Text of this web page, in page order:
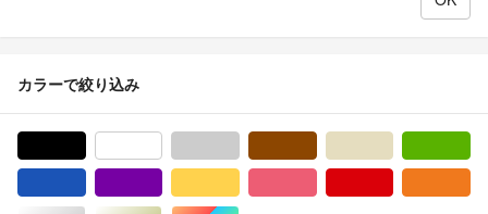
カラーで絞り込み